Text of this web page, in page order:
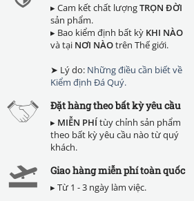
▸ Cam kết chất lượngTRỌN ĐỜI
sản phẩm.
▸ Bao kiểm định bất kỳ KHI NÀO
và tại NƠI NÀOtrên Thế giới.
➤ Lý do: Những điều cần biết về
Kiểm định Đá Quý.
Đặt hàng theo bất kỳ yêu cầu
▸ MIỄN PHÍtùy chỉnh sản phẩm
theo bất kỳ yêu cầu nào từ quý
khách.
Giao hàng miễn phí toàn quốc
▸ Từ 1 - 3 ngày làm việc.